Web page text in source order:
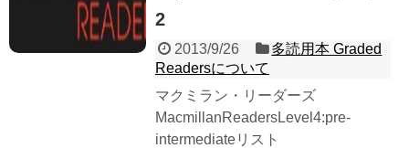
2
2013/9/26
多読用本 Graded
Readersについて
マクミラン・リーダーズ
MacmillanReadersLevel4:pre-
intermediateリスト